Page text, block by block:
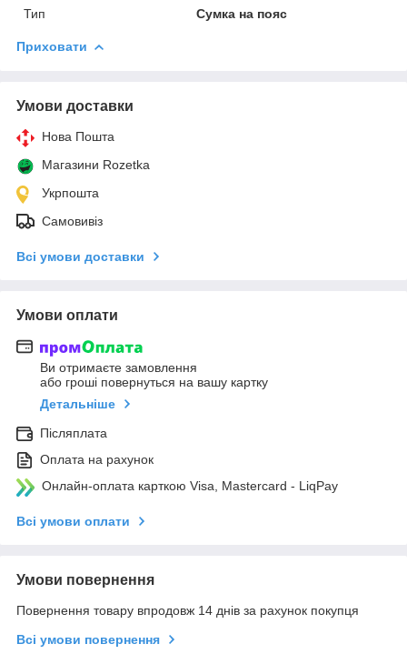
Тип
Сумка на пояс
Приховати
Умови доставки
Нова Пошта
Магазини Rozetka
Укрпошта
Самовивіз
Всі умови доставки
Умови оплати
Ви отримаєте замовлення
або гроші повернуться на вашу картку
Детальніше
Післяплата
Оплата на рахунок
Онлайн-оплата карткою Visa, Mastercard - LiqPay
Всі умови оплати
Умови повернення
Повернення товару впродовж 14 днів за рахунок покупця
Всі умови повернення